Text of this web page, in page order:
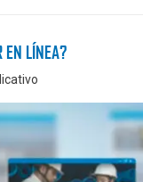
EN LÍNEA?